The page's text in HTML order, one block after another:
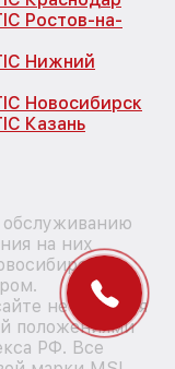
Ростов-на-
Нижний
Новосибирск
Казань
на них
не является
положениями
РФ. Все